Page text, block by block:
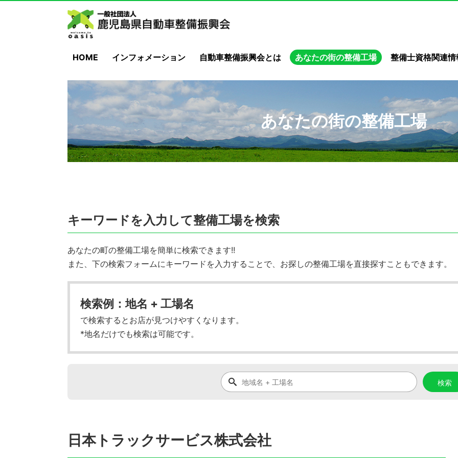
HOME インフォメーション 自動車整備振興会とは あなたの街の整備工場 整備士資格関連情
あなたの街の整備工場
キーワードを入力して整備工場を検索
あなたの町の整備工場を簡単に検索できます!!
また、下の検索フォームにキーワードを入力することで、お探しの整備工場を直接探すこともできます。
検索例：地名 + 工場名
で検索するとお店が見つけやすくなります。
*地名だけでも検索は可能です。
日本トラックサービス株式会社